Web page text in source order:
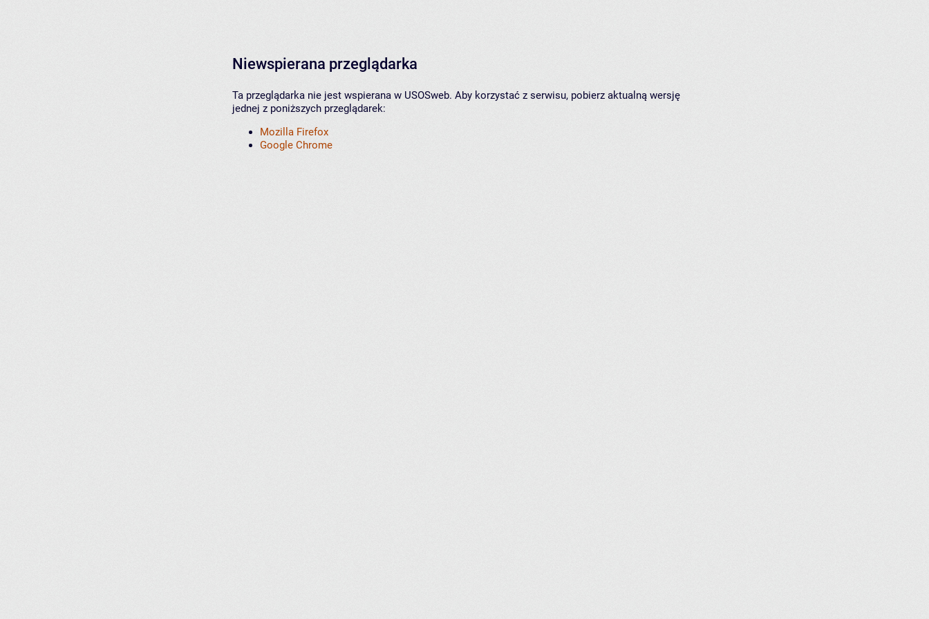
Niewspierana przeglądarka
Ta przeglądarka nie jest wspierana w USOSweb. Aby korzystać z serwisu, pobierz aktualną wersję
jednej z poniższych przeglądarek:
Mozilla Firefox
Google Chrome